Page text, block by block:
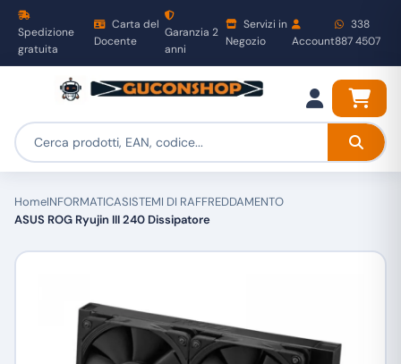
Spedizione
gratuita
Carta del
Docente
Garanzia 2
anni
Servizi in
Negozio
Account
338
887 4507
HomeINFORMATICASISTEMI DI RAFFREDDAMENTO
ASUS ROG Ryujin III 240 Dissipatore